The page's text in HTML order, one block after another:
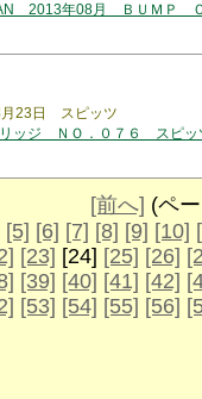
2013年08月 ＢＵＭＰ
月23日 スピッツ
ッジ ＮＯ．０７６ スピッ
[前へ] (ペ
[5] [6] [7] [8] [9] [10]
[23] [24] [25] [26]
[39] [40] [41] [42]
[53] [54] [55] [56]